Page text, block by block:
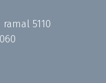
ramal 5110